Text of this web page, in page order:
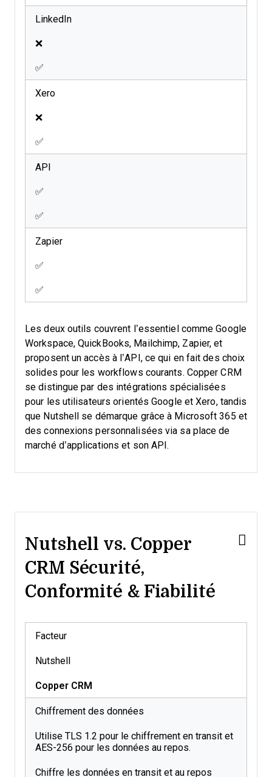
LinkedIn
❌
✅
Xero
❌
✅
API
✅
✅
Zapier
✅
✅
Les deux outils couvrent l’essentiel comme Google
Workspace, QuickBooks, Mailchimp, Zapier, et
proposent un accès à l’API, ce qui en fait des choix
solides pour les workflows courants. Copper CRM
se distingue par des intégrations spécialisées
pour les utilisateurs orientés Google et Xero, tandis
que Nutshell se démarque grâce à Microsoft 365 et
des connexions personnalisées via sa place de
marché d’applications et son API.
Nutshell vs. Copper
CRM Sécurité,
Conformité & Fiabilité
Facteur
Nutshell
Copper CRM
Chiffrement des données
Utilise TLS 1.2 pour le chiffrement en transit et
AES-256 pour les données au repos.
Chiffre les données en transit et au repos